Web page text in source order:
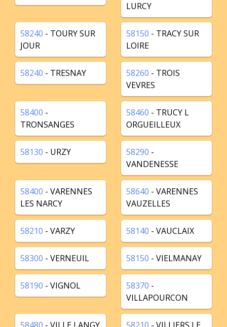
LURCY
58240 - TOURY SUR
JOUR
58150 - TRACY SUR
LOIRE
58240 - TRESNAY 58260 - TROIS
VEVRES
58400 -
TRONSANGES
58460 - TRUCY L
ORGUEILLEUX
58130 - URZY 58290 -
VANDENESSE
58400 - VARENNES
LES NARCY
58640 - VARENNES
VAUZELLES
58210 - VARZY 58140 - VAUCLAIX
58300 - VERNEUIL 58150 - VIELMANAY
58190 - VIGNOL 58370 -
VILLAPOURCON